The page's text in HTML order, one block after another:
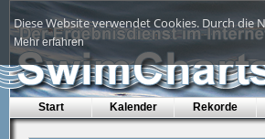
Diese Website verwendet Cookies. Durch die
Mehr erfahren
Start Kalender Rekorde